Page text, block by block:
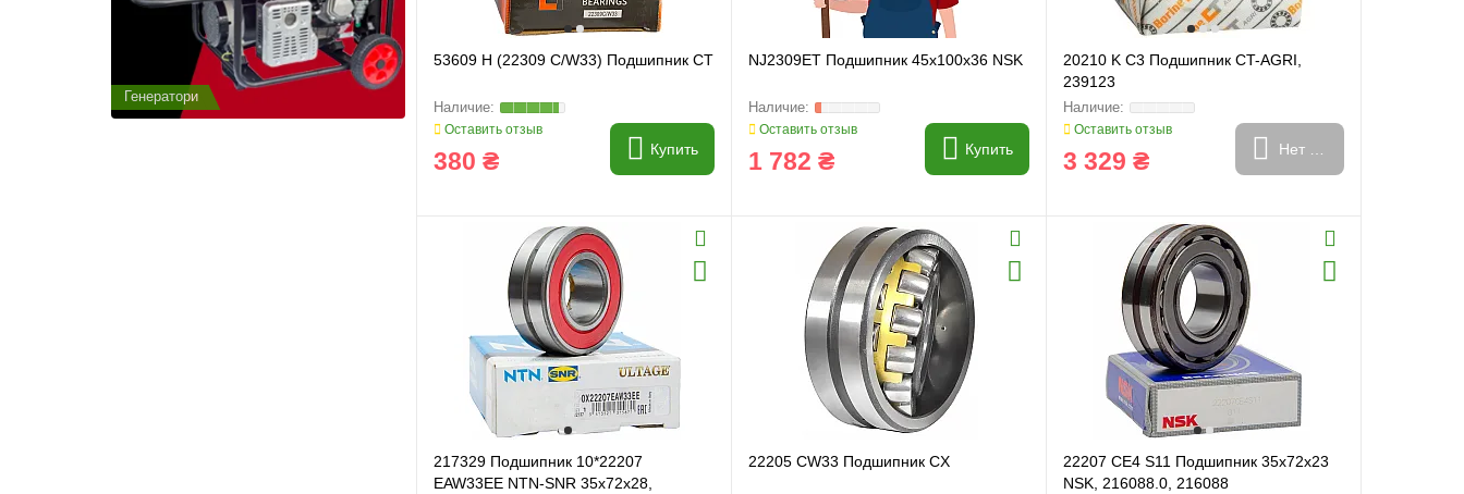
Генератори
53609 H (22309 C/W33) Подшипник CT
Оставить отзыв
380 ₴ Купить
NJ2309ET Подшипник 45x100x36 NSK
Оставить отзыв
1 782 ₴ Купить
20210 K C3 Подшипник CT-AGRI,
239123
Оставить отзыв
3 329 ₴ Нет в наличии
217329 Подшипник 10*22207
EAW33EE NTN-SNR 35x72x28,
22205 CW33 Подшипник CX
22207 CE4 S11 Подшипник 35x72x23
NSK, 216088.0, 216088